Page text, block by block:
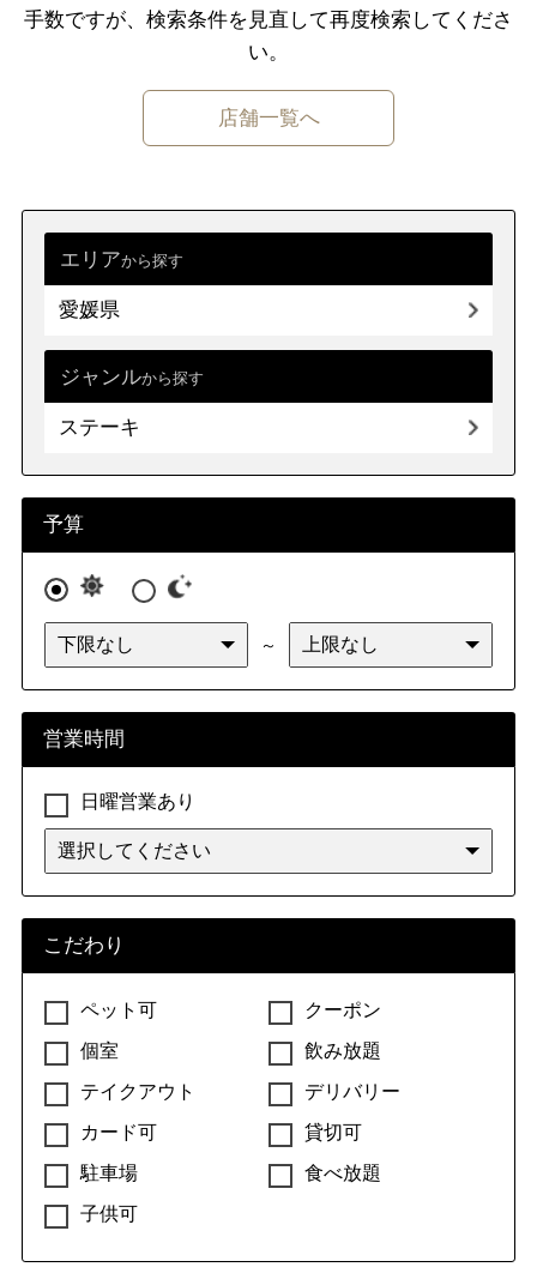
エリアから探す
愛媛県
山梨県 長野県 岐阜県
愛知県
兵庫県
中国 広島県
山口県
四国 高知県
九州・沖縄 福岡県 佐賀県 長崎県 熊本県
大分県 宮崎県 鹿児島県
沖縄県
ジャンルから探す
ステーキ
予算
～
営業時間
日曜営業あり
こだわり
ペット可
クーポン
個室
飲み放題
テイクアウト
デリバリー
カード可
貸切可
駐車場
食べ放題
子供可
手数ですが、検索条件を⾒直して再度検索してくださ
い。
店舗一覧へ